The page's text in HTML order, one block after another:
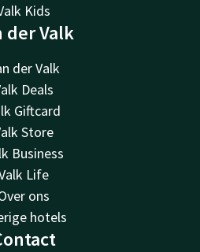
Kids
der Valk
der Valk
Deals
Giftcard
Store
Business
Life
ons
hotels